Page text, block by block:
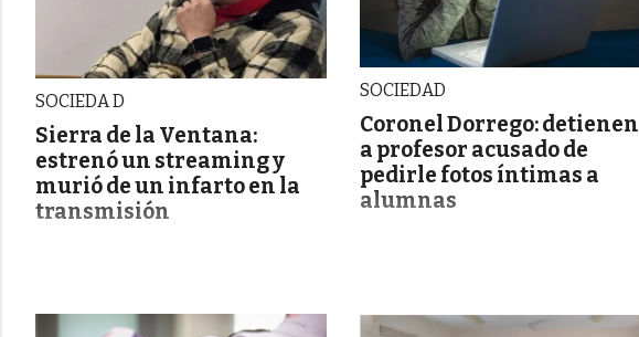
SOCIEDA D
Sierra de la Ventana:
estrenó un streaming y
murió de un infarto en la
transmisión
SOCIEDAD
Coronel Dorrego: detienen
a profesor acusado de
pedirle fotos íntimas a
alumnas